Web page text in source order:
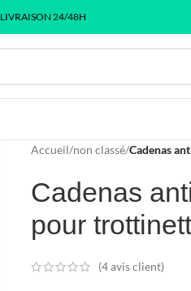
LIVRAISON 24/48H
Accueil/non classé/Cadenas
Cadenas
pour
(4avis client)